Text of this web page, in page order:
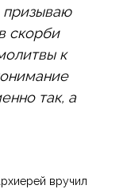
призываю
скорби
к
так, а
вручил